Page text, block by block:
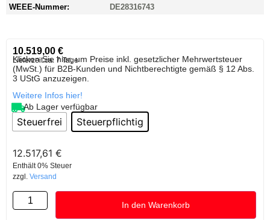
WEEE-Nummer: DE28316743
10.519,00 €
Lieferzeit:ca. 7 Tage
Klicken Sie hier, um Preise inkl. gesetzlicher Mehrwertsteuer
(MwSt.) für B2B-Kunden und Nichtberechtigte gemäß § 12 Abs.
3 UStG anzuzeigen.
Weitere Infos hier!
Ab Lager verfügbar
Steuerfrei Steuerpflichtig
12.517,61 €
Enthält 0% Steuer
zzgl. Versand
In den Warenkorb